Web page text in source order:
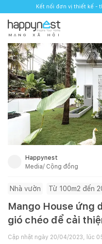
Kết nối đơn vị thiết kế -
M Ạ N G X Ã H Ộ I
Happynest
Media/ Cộng đồng
Nhà vườn Từ 100m2 đến
Mango House ứng
gió chéo để cải
Cập nhật ngày 20/04/2023, lúc